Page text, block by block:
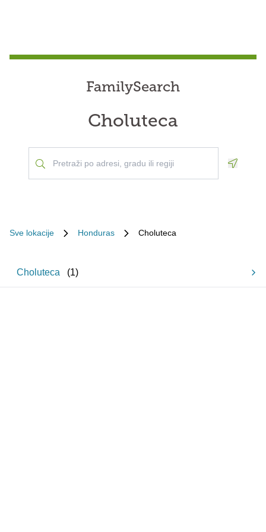
FamilySearch
Choluteca
Sve lokacije Honduras Choluteca
Choluteca (1)